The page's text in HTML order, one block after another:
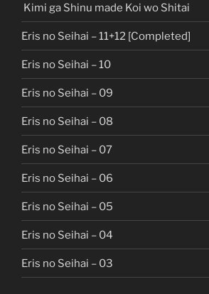
Kimi ga Shinu made Koi wo Shitai
Eris no Seihai – 11+12 [Completed]
Eris no Seihai – 10
Eris no Seihai – 09
Eris no Seihai – 08
Eris no Seihai – 07
Eris no Seihai – 06
Eris no Seihai – 05
Eris no Seihai – 04
Eris no Seihai – 03